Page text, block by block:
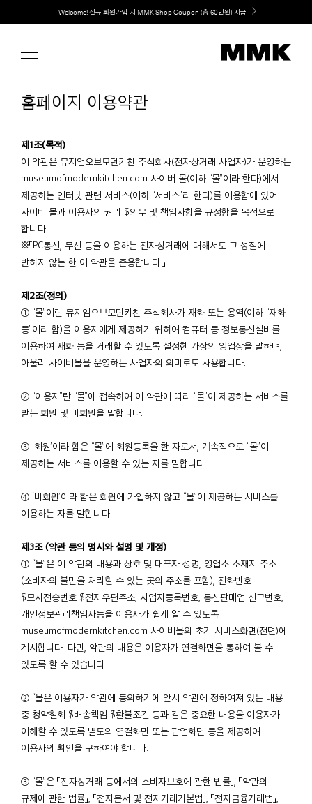
content
Welcome! 신규 회원가입 시 MMK Shop Coupon (총 60만원) 지급
취향대로 완성하는 커스텀 아일랜드 키친, MMK The Island 출시
홈페이지 이용약관
제1조(목적)
이 약관은 뮤지엄오브모던키친 주식회사(전자상거래 사업자)가 운영하는
museumofmodernkitchen.com 사이버 몰(이하 “몰”이라 한다)에서
제공하는 인터넷 관련 서비스(이하 “서비스”라 한다)를 이용함에 있어
사이버 몰과 이용자의 권리 $의무 및 책임사항을 규정함을 목적으로
합니다.
※「PC통신, 무선 등을 이용하는 전자상거래에 대해서도 그 성질에
반하지 않는 한 이 약관을 준용합니다.」
제2조(정의)
① “몰”이란 뮤지엄오브모던키친 주식회사가 재화 또는 용역(이하 “재화
등”이라 함)을 이용자에게 제공하기 위하여 컴퓨터 등 정보통신설비를
이용하여 재화 등을 거래할 수 있도록 설정한 가상의 영업장을 말하며,
아울러 사이버몰을 운영하는 사업자의 의미로도 사용합니다.
② “이용자”란 “몰”에 접속하여 이 약관에 따라 “몰”이 제공하는 서비스를
받는 회원 및 비회원을 말합니다.
③ ‘회원’이라 함은 “몰”에 회원등록을 한 자로서, 계속적으로 “몰”이
제공하는 서비스를 이용할 수 있는 자를 말합니다.
④ ‘비회원’이라 함은 회원에 가입하지 않고 “몰”이 제공하는 서비스를
이용하는 자를 말합니다.
제3조 (약관 등의 명시와 설명 및 개정)
① “몰”은 이 약관의 내용과 상호 및 대표자 성명, 영업소 소재지 주소
(소비자의 불만을 처리할 수 있는 곳의 주소를 포함), 전화번호
$모사전송번호 $전자우편주소, 사업자등록번호, 통신판매업 신고번호,
개인정보관리책임자등을 이용자가 쉽게 알 수 있도록
museumofmodernkitchen.com 사이버몰의 초기 서비스화면(전면)에
게시합니다. 다만, 약관의 내용은 이용자가 연결화면을 통하여 볼 수
있도록 할 수 있습니다.
② “몰은 이용자가 약관에 동의하기에 앞서 약관에 정하여져 있는 내용
중 청약철회 $배송책임 $환불조건 등과 같은 중요한 내용을 이용자가
이해할 수 있도록 별도의 연결화면 또는 팝업화면 등을 제공하여
이용자의 확인을 구하여야 합니다.
③ “몰”은 「전자상거래 등에서의 소비자보호에 관한 법률」, 「약관의
규제에 관한 법률」, 「전자문서 및 전자거래기본법」, 「전자금융거래법」,